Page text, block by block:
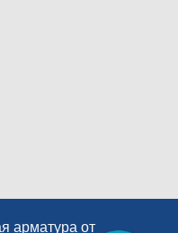
арматура от